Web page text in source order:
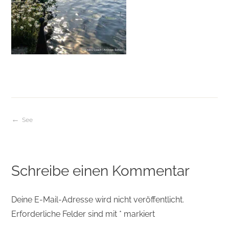
Beitragsnavigation
See
Schreibe einen Kommentar
Deine E-Mail-Adresse wird nicht veröffentlicht.
Erforderliche Felder sind mit * markiert